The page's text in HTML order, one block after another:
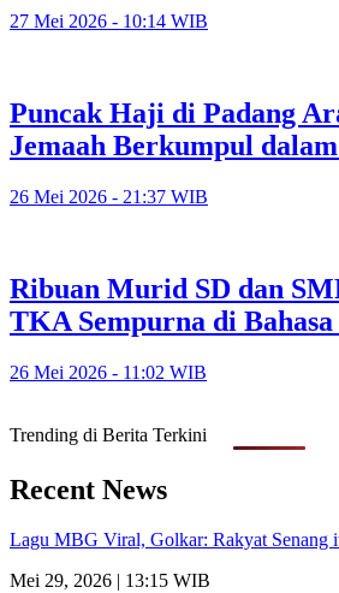
27 Mei 2026 - 10:14 WIB
Puncak Haji di Padang
Jemaah Berkumpul
26 Mei 2026 - 21:37 WIB
Ribuan Murid SD dan
TKA Sempurna di Bahasa
26 Mei 2026 - 11:02 WIB
Trending di Berita Terkini
Recent News
Lagu MBG Viral, Golkar: Rakyat Senang
Mei 29, 2026 | 13:15 WIB